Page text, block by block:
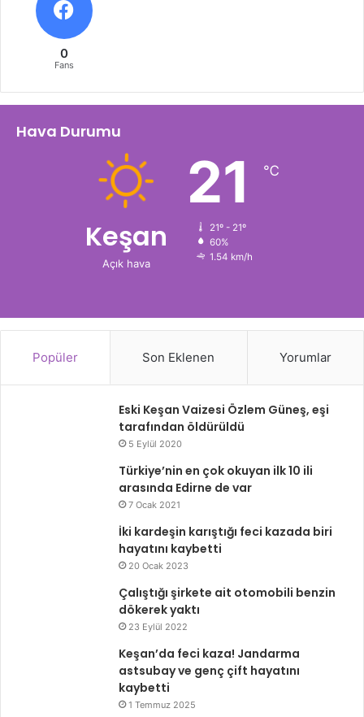
0
Fans
Hava Durumu
Keşan
Açık hava
21 ℃
21º - 21º
60%
1.54 km/h
Popüler Son Eklenen Yorumlar
Eski Keşan Vaizesi Özlem Güneş, eşi
tarafından öldürüldü
5 Eylül 2020
Türkiye’nin en çok okuyan ilk 10 ili
arasında Edirne de var
7 Ocak 2021
İki kardeşin karıştığı feci kazada biri
hayatını kaybetti
20 Ocak 2023
Çalıştığı şirkete ait otomobili benzin
dökerek yaktı
23 Eylül 2022
Keşan’da feci kaza! Jandarma
astsubay ve genç çift hayatını
kaybetti
1 Temmuz 2025